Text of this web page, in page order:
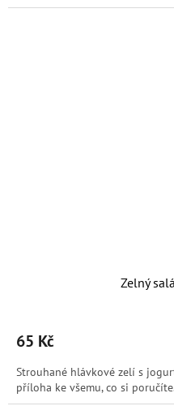
Zelný
65 Kč
Strouhané hlávkové zelí s
příloha ke všemu, co si